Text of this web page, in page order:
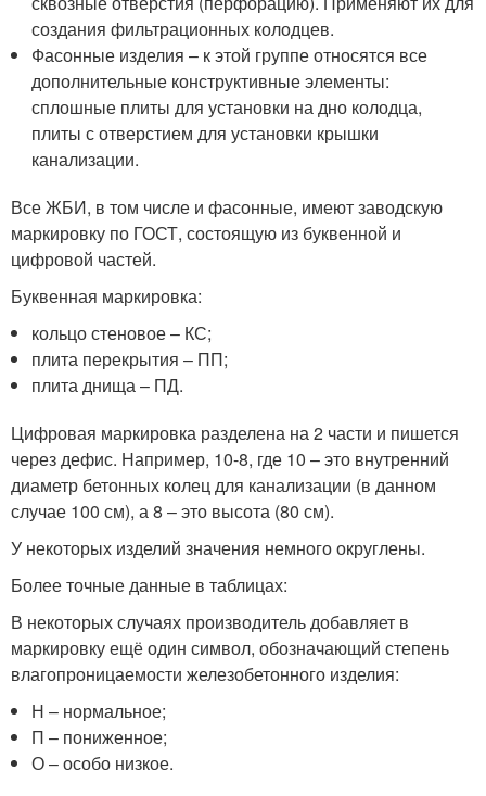
создания фильтрационных колодцев.
Фасонные изделия – к этой группе относятся все
дополнительные конструктивные элементы:
сплошные плиты для установки на дно колодца,
плиты с отверстием для установки крышки
канализации.
Все ЖБИ, в том числе и фасонные, имеют заводскую
маркировку по ГОСТ, состоящую из буквенной и
цифровой частей.
Буквенная маркировка:
кольцо стеновое – КС;
плита перекрытия – ПП;
плита днища – ПД.
Цифровая маркировка разделена на 2 части и пишется
через дефис. Например, 10-8, где 10 – это внутренний
диаметр бетонных колец для канализации (в данном
случае 100 см), а 8 – это высота (80 см).
У некоторых изделий значения немного округлены.
Более точные данные в таблицах:
В некоторых случаях производитель добавляет в
маркировку ещё один символ, обозначающий степень
влагопроницаемости железобетонного изделия:
Н – нормальное;
П – пониженное;
О – особо низкое.